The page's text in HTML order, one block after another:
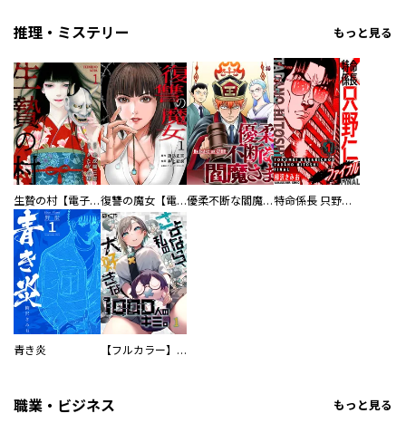
推理・ミステリー もっと見る
生贄の村【電子単行本版】 復讐の魔女【電子単行本版】 優柔不断な閻魔さま 特命係長 只野仁ファイナル 愛蔵版
青き炎 【フルカラー】さよなら、私の大好きな１０００人のキミ。
職業・ビジネス もっと見る